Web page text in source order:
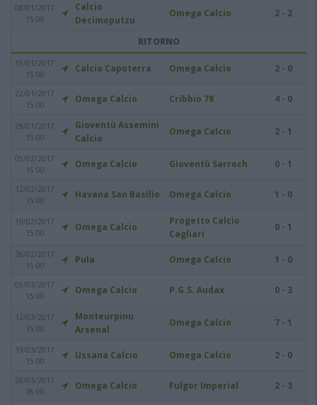
08/01/2017
15:00
Calcio
Decimoputzu
Omega Calcio 2 - 2
RITORNO
15/01/2017
15:00
Calcio Capoterra Omega Calcio 2 - 0
22/01/2017
15:00
Omega Calcio Cribbio 78 4 - 0
29/01/2017
15:00
Gioventù Assemini
Calcio
Omega Calcio 2 - 1
05/02/2017
15:00
Omega Calcio Gioventù Sarroch 0 - 1
12/02/2017
15:00
Havana San Basilio Omega Calcio 1 - 0
19/02/2017
15:00
Omega Calcio
Progetto Calcio
Cagliari
0 - 1
26/02/2017
15:00
Pula Omega Calcio 1 - 0
05/03/2017
15:00
Omega Calcio P.G.S. Audax 0 - 3
12/03/2017
15:00
Monteurpinu
Arsenal
Omega Calcio 7 - 1
19/03/2017
15:00
Ussana Calcio Omega Calcio 2 - 0
26/03/2017
16:00
Omega Calcio Fulgor Imperial 2 - 3